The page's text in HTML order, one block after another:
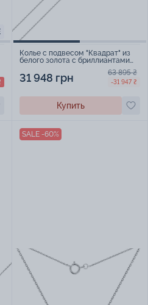
Колье с подвесом "Квадрат" из
белого золота с бриллиантами
плетение якорь - 2250993
31 948 грн 63 895 ₴
-31 947 ₴
Купить
SALE -60%